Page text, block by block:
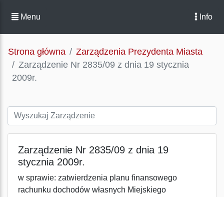
Menu Info
Strona główna
Zarządzenia Prezydenta Miasta
Zarządzenie Nr 2835/09 z dnia 19 stycznia
2009r.
Zarządzenie Nr 2835/09 z dnia 19
stycznia 2009r.
w sprawie: zatwierdzenia planu finansowego
rachunku dochodów własnych Miejskiego